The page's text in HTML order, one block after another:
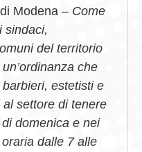
Modena – Come
sindaci,
del territorio
che
estetisti e
settore di tenere
domenica e nei
dalle 7 alle